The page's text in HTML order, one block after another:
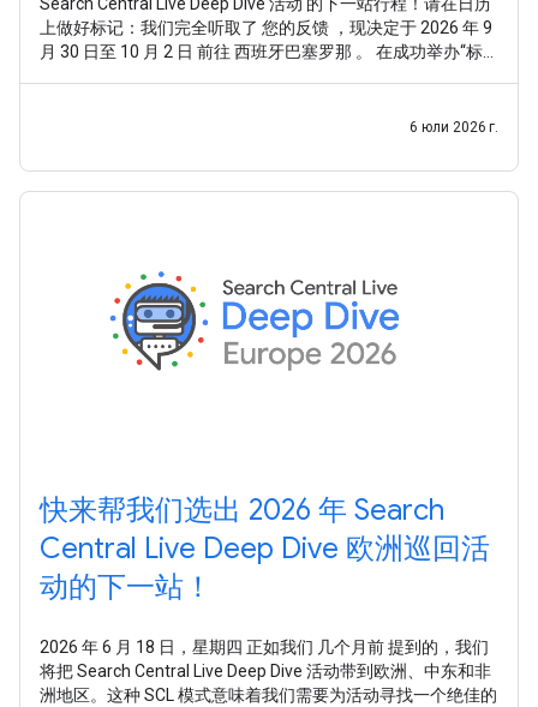
上做好标记：我们完全听取了 您的反馈 ，现决定于 2026 年 9
月 30 日至 10 月 2 日 前往 西班牙巴塞罗那 。 在成功举办“标
术点。您希望通过一种系统化且全面的方式，深入探究6 юли 2026 г.
快来帮我们选出 2026 年 Search
Central Live Deep Dive 欧洲巡回活
动的下一站！
2026 年 6 月 18 日，星期四 正如我们 几个月前 提到的，我们
将把 Search Central Live Deep Dive 活动带到欧洲、中东和非
洲地区。这种 SCL 模式意味着我们需要为活动寻找一个绝佳的